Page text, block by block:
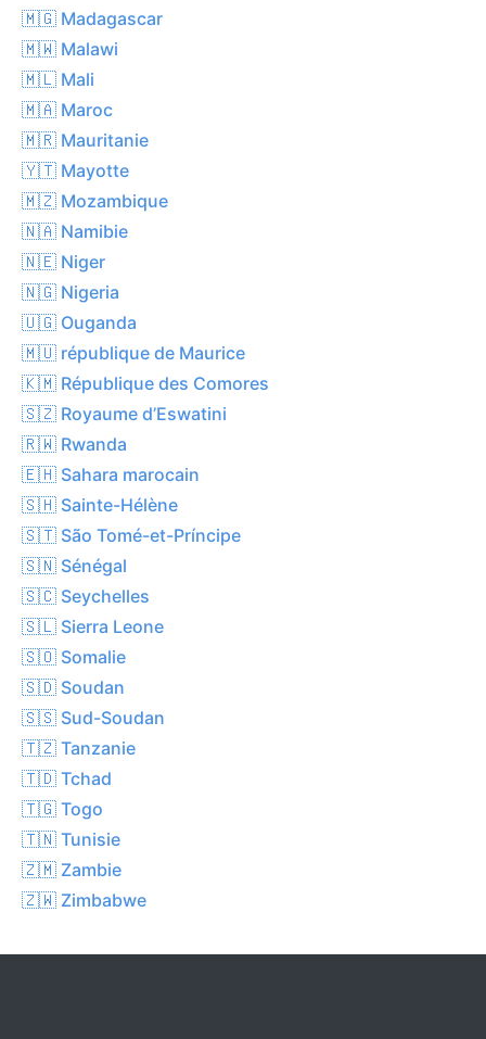
🇲🇬 Madagascar
🇲🇼 Malawi
🇲🇱 Mali
🇲🇦 Maroc
🇲🇷 Mauritanie
🇾🇹 Mayotte
🇲🇿 Mozambique
🇳🇦 Namibie
🇳🇪 Niger
🇳🇬 Nigeria
🇺🇬 Ouganda
🇲🇺 république de Maurice
🇰🇲 République des Comores
🇸🇿 Royaume d’Eswatini
🇷🇼 Rwanda
🇪🇭 Sahara marocain
🇸🇭 Sainte-Hélène
🇸🇹 São Tomé-et-Príncipe
🇸🇳 Sénégal
🇸🇨 Seychelles
🇸🇱 Sierra Leone
🇸🇴 Somalie
🇸🇩 Soudan
🇸🇸 Sud-Soudan
🇹🇿 Tanzanie
🇹🇩 Tchad
🇹🇬 Togo
🇹🇳 Tunisie
🇿🇲 Zambie
🇿🇼 Zimbabwe